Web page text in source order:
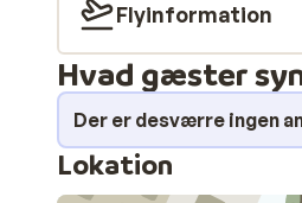
Flyinformation
Hvad gæster
Der er desværre ingen
Lokation